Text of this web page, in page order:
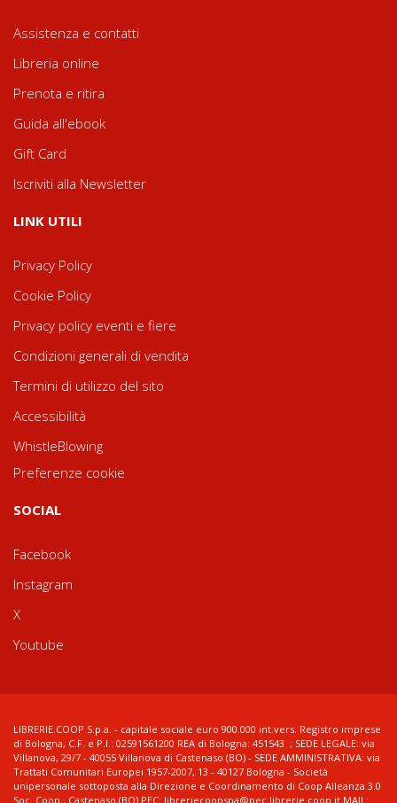
Assistenza e contatti
Libreria online
Prenota e ritira
Guida all'ebook
Gift Card
Iscriviti alla Newsletter
LINK UTILI
Privacy Policy
Cookie Policy
Privacy policy eventi e fiere
Condizioni generali di vendita
Termini di utilizzo del sito
Accessibilità
WhistleBlowing
Preferenze cookie
SOCIAL
Facebook
Instagram
X
Youtube
LIBRERIE.COOP S.p.a. - capitale sociale euro 900.000 int.vers. Registro imprese
di Bologna, C.F. e P.I.: 02591561200 REA di Bologna: 451543 ; SEDE LEGALE: via
Villanova, 29/7 - 40055 Villanova di Castenaso (BO) - SEDE AMMINISTRATIVA: via
Trattati Comunitari Europei 1957-2007, 13 - 40127 Bologna - Società
unipersonale sottoposta alla Direzione e Coordinamento di Coop Alleanza 3.0
Soc. Coop., Castenaso (BO) PEC: libreriecoopspa@pec.librerie.coop.it MAIL: